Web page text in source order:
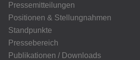
Pressemitteilungen
Positionen & Stellungnahmen
Standpunkte
Pressebereich
Publikationen / Downloads